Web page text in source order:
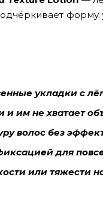
форму
укладки с
и им не хватает
волос без
для
или тяжести